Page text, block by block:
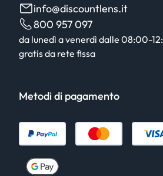
info@discountlens.it
800 957 097
da lunedì a venerdì dalle 08:00-
gratis da rete fissa
Metodi di pagamento